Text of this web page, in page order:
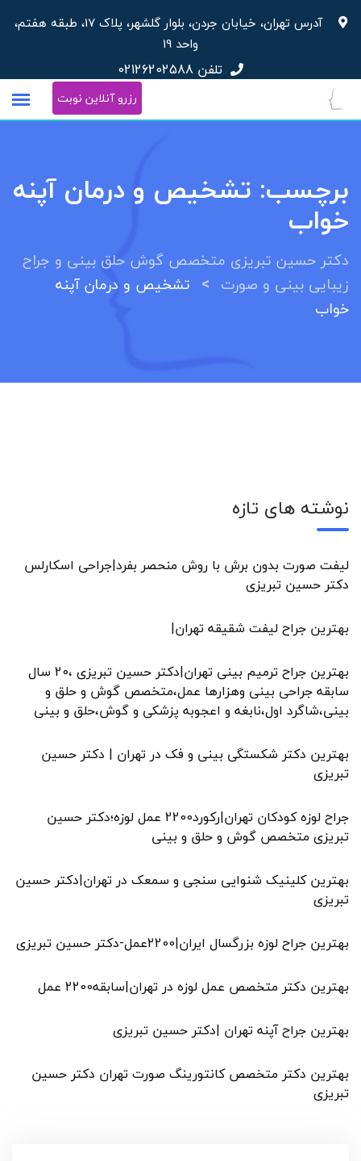
آدرس تهران، خیابان جردن، بلوار گلشهر، پلاک 17، طبقه هفتم،
واحد 19
تلفن 02126202588
رزرو آنلاین نوبت
برچسب: تشخیص و درمان آپنه
خواب
دکتر حسین تبریزی متخصص گوش حلق بینی و جراح
زیبایی بینی و صورت > تشخیص و درمان آپنه
خواب
نوشته های تازه
لیفت صورت بدون برش با روش منحصر بفرد|جراحی اسکارلس
دکتر حسین تبریزی
بهترین جراح لیفت شقیقه تهران|
بهترین جراح ترمیم بینی تهران|دکتر حسین تبریزی ،20 سال
سابقه جراحی بینی وهزارها عمل،متخصص گوش و حلق و
بینی،شاگرد اول،نابغه و اعجوبه پزشکی و گوش،حلق و بینی
بهترین دکتر شکستگی بینی و فک در تهران | دکتر حسین
تبریزی
جراح لوزه کودکان تهران|رکورد2200 عمل لوزه؛دکتر حسین
تبریزی متخصص گوش و حلق و بینی
بهترین کلینیک شنوایی سنجی و سمعک در تهران|دکتر حسین
تبریزی
بهترین جراح لوزه بزرگسال ایران|2200عمل-دکتر حسین تبریزی
بهترین دکتر متخصص عمل لوزه در تهران|سابقه2200 عمل
بهترین جراح آپنه تهران |دکتر حسین تبریزی
بهترین دکتر متخصص کانتورینگ صورت تهران دکتر حسین
تبریزی